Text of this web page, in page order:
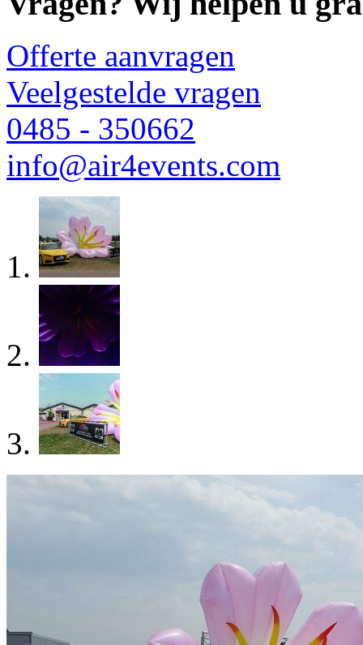
Offerte aanvragen
Veelgestelde vragen
0485 - 350662
info@air4events.com